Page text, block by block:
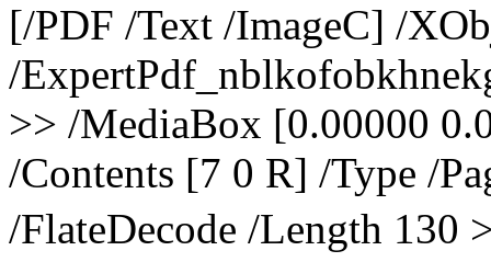
[/PDF /Text /ImageC] /
/
>> /MediaBox [0.00000
/Contents [7 0 R] /Type /
/FlateDecode /Length